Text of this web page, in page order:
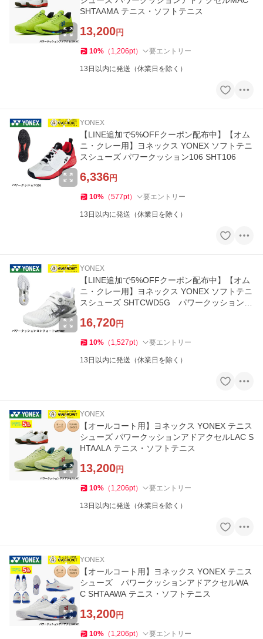
SHTAAMA テニス・ソフトテニス
13,200円
10% （ 1,206pt） 要エントリー
13日以内に発送（休業日を除く）
YONEX
【LINE追加で5%OFFクーポン配布中】【オム
ニ・クレー用】ヨネックス YONEX ソフトテニ
スシューズ パワークッション106 SHT106
6,336円
10% （577pt） 要エントリー
13日以内に発送（休業日を除く）
YONEX
【LINE追加で5%OFFクーポン配布中】【オム
ニ・クレー用】ヨネックス YONEX ソフトテニ
スシューズ SHTCWD5G パワークッションコ
16,720円
10% （ 1,527pt） 要エントリー
13日以内に発送（休業日を除く）
YONEX
【オールコート用】ヨネックス YONEX テニス
シューズ パワークッションアドアクセルLAC S
HTAALA テニス・ソフトテニス
13,200円
10% （ 1,206pt） 要エントリー
13日以内に発送（休業日を除く）
YONEX
【オールコート用】ヨネックス YONEX テニス
シューズ パワークッションアドアクセルWA
C SHTAAWA テニス・ソフトテニス
13,200円
10% （ 1,206pt） 要エントリー